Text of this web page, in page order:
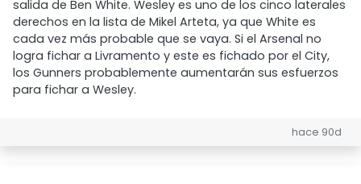
salida de Ben White. Wesley es uno de los cinco laterales
derechos en la lista de Mikel Arteta, ya que White es
cada vez más probable que se vaya. Si el Arsenal no
logra fichar a Livramento y este es fichado por el City,
los Gunners probablemente aumentarán sus esfuerzos
para fichar a Wesley.
hace 90d